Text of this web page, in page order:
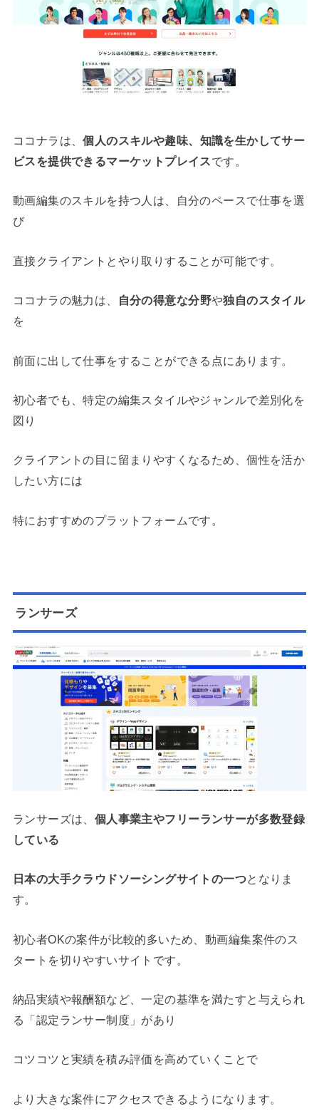
ココナラは、個人のスキルや趣味、知識を生かしてサー
ビスを提供できるマーケットプレイスです。
動画編集のスキルを持つ人は、自分のペースで仕事を選
び
直接クライアントとやり取りすることが可能です。
ココナラの魅力は、 自分の得意な分野や独自のスタイル
を
前面に出して仕事をすることができる点にあります。
初心者でも、特定の編集スタイルやジャンルで差別化を
図り
クライアントの目に留まりやすくなるため、個性を活か
したい方には
特におすすめのプラットフォームです。
ランサーズ
ランサーズは、 個人事業主やフリーランサーが多数登録
している
日本の大手クラウドソーシングサイトの一つとなりま
す。
初心者OKの案件が比較的多いため、動画編集案件のス
タートを切りやすいサイトです。
納品実績や報酬額など、一定の基準を満たすと与えられ
る「認定ランサー制度 」があり
コツコツと実績を積み評価を高めていくことで
より大きな案件にアクセスできるようになります。